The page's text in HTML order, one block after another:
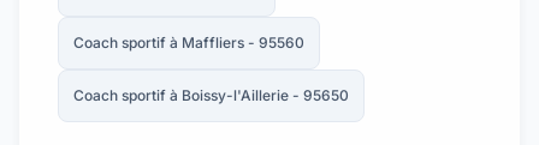
Coach sportif à Maffliers - 95560
Coach sportif à Boissy-l'Aillerie - 95650